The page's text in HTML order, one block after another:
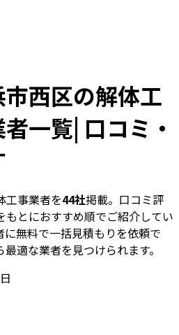
西区の解体工
一覧| 口コミ・
工事業者を44社掲載。口コミ評
もとにおすすめ順でご紹介してい
に無料で一括見積もりを依頼で
適な業者を見つけられます。